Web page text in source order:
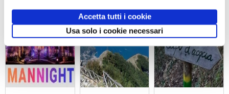
Accetta tutti i cookie
Usa solo i cookie necessari